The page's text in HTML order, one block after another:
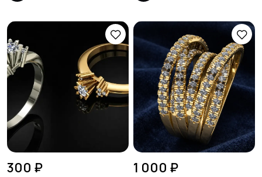
300 ₽ 1 000 ₽